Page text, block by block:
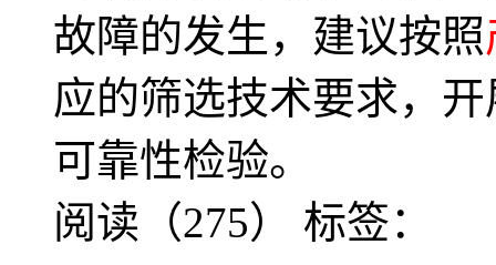
故障的发生，建议按照
应的筛选技术要求，
可靠性检验。
阅读（275） 标签：